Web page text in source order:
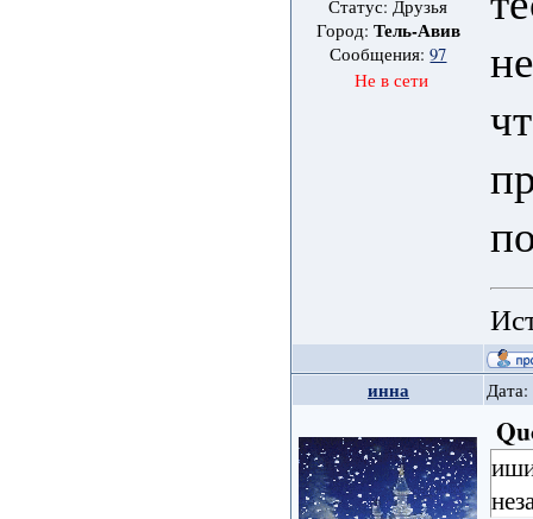
Статус: Друзья
Город: Тель-Авив
Сообщения:97
Не в сети
инна